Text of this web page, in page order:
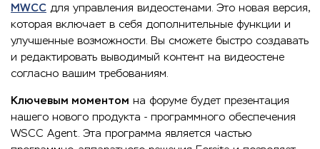
MWCC для управления видеостенами. Это новая версия,
которая включает в себя дополнительные функции и
улучшенные возможности. Вы сможете быстро создавать
и редактировать выводимый контент на видеостене
согласно вашим требованиям.
Ключевым моментом на форуме будет презентация
нашего нового продукта - программного обеспечения
WSCC Agent. Эта программа является частью